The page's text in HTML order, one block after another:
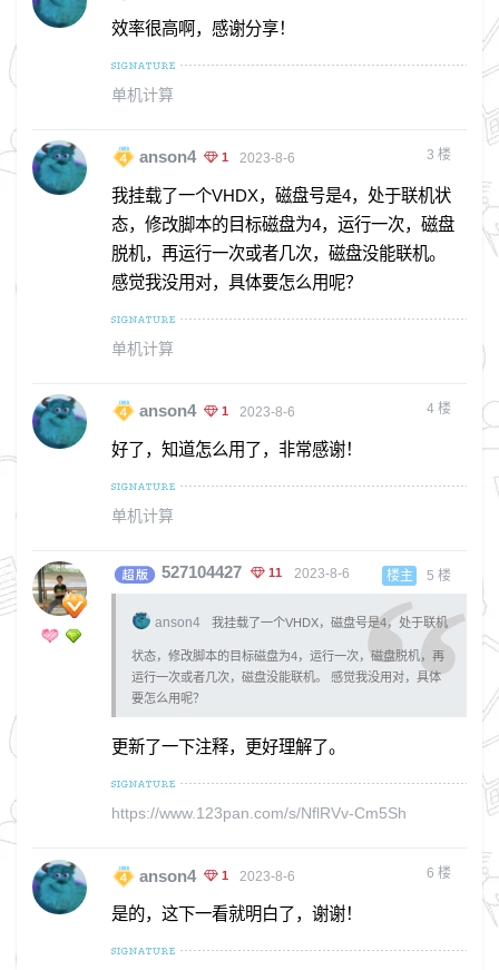
效率很高啊，感谢分享！
单机计算
anson4 1 2023-8-6 3 楼
我挂载了一个VHDX，磁盘号是4，处于联机状
态，修改脚本的目标磁盘为4，运行一次，磁盘
脱机，再运行一次或者几次，磁盘没能联机。
感觉我没用对，具体要怎么用呢？
单机计算
anson4 1 2023-8-6 4 楼
好了，知道怎么用了，非常感谢！
单机计算
527104427 11 2023-8-6 楼主 5 楼
anson4 我挂载了一个VHDX，磁盘号是4，处于联机
状态，修改脚本的目标磁盘为4，运行一次，磁盘脱机，再
运行一次或者几次，磁盘没能联机。 感觉我没用对，具体
要怎么用呢？
更新了一下注释，更好理解了。
https://www.123pan.com/s/NflRVv-Cm5Sh
anson4 1 2023-8-6 6 楼
是的，这下一看就明白了，谢谢！